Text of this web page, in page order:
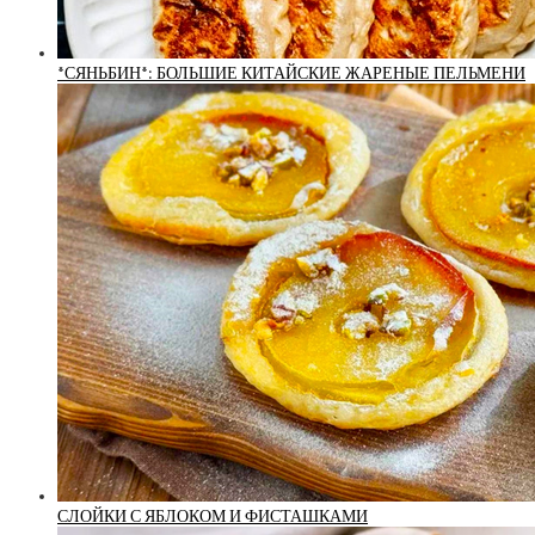
*СЯНЬБИН*: БОЛЬШИЕ КИТАЙСКИЕ ЖАРЕНЫЕ ПЕЛЬМЕНИ
СЛОЙКИ С ЯБЛОКОМ И ФИСТАШКАМИ